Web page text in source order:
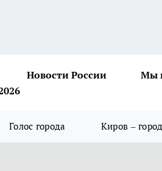
Новости России Мы
Голос города Киров –